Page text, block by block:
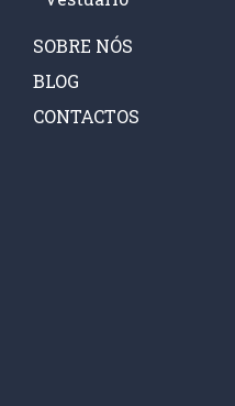
SOBRE NÓS
BLOG
CONTACTOS